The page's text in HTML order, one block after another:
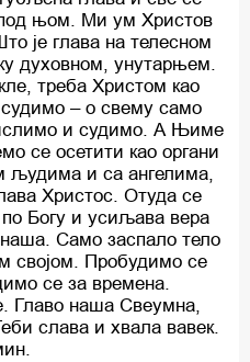
њом. Ми ум Христов
је глава на телесном
духовном, унутарњем.
треба Христом као
– о свему само
и судимо. А Њиме
се осетити као органи
људима и са ангелима,
Христос. Отуда се
Богу и усиљава вера
Само заспало тело
својом. Пробудимо се
се за времена.
Главо наша Свеумна,
слава и хвала вавек.